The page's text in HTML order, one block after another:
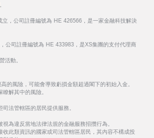
。
，公司註冊編號為 HE 426566，是一家金融科技解決
公司註冊編號為 HE 433983，是XS集團的支付代理商
活動。
的風險，可能會導致虧損金額超過閣下的初始入金。
解其中的風險。
法管轄區的居民提供服務。
為違反當地法律法規的金融服務招攬行為。
此類資訊的國家或司法管轄區居民，其內容不構成投